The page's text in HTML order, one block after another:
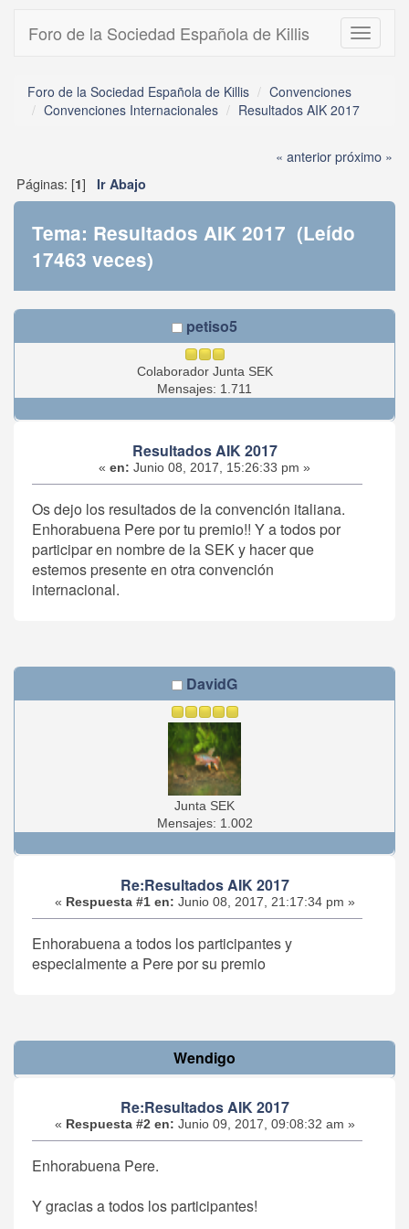
Toggle
Foro de la Sociedad Española de Killis
Foro de la Sociedad Española de Killis
Convenciones
Convenciones Internacionales
Resultados AIK 2017
« anteriorpróximo »
Páginas: [1] Ir Abajo
Tema: Resultados AIK 2017 (Leído
17463 veces)
petiso5
Colaborador Junta SEK
Mensajes: 1.711
Resultados AIK 2017
« en: Junio 08, 2017, 15:26:33 pm »
Os dejo los resultados de la convención italiana.
Enhorabuena Pere por tu premio!! Y a todos por
participar en nombre de la SEK y hacer que
estemos presente en otra convención
internacional.
DavidG
Junta SEK
Mensajes: 1.002
Re:Resultados AIK 2017
« Respuesta #1 en: Junio 08, 2017, 21:17:34 pm »
Enhorabuena a todos los participantes y
especialmente a Pere por su premio
Wendigo
Re:Resultados AIK 2017
« Respuesta #2 en: Junio 09, 2017, 09:08:32 am »
Enhorabuena Pere.
Y gracias a todos los participantes!